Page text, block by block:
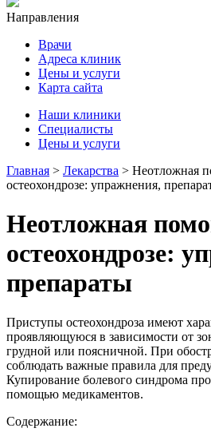
Направления
Врачи
Адреса клиник
Цены и услуги
Карта сайта
Наши клиники
Специалисты
Цены и услуги
Главная > Лекарства > Неотложная
остеохондрозе: упражнения,
Неотложная
остеохондрозе:
препараты
Приступы остеохондроза имеют
проявляющуюся в зависимости от
грудной или поясничной. При
соблюдать важные правила для
Купирование болевого синдрома
помощью медикаментов.
Содержание: